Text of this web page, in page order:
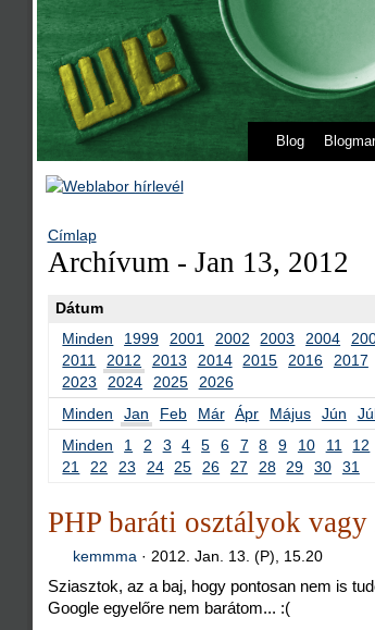
Blog
Címlap
Archívum - Jan 13, 2012
Dátum
Minden
1999 2001 2002 2003 2004
2011
2012 2013 2014 2015 2016 2017
2023
2024 2025
2026
Minden
Jan Feb Már Ápr Május Jún
Minden
1 2 3 4 5 6 7 8 9 10 11 12
21
22 23 24 25 26 27 28 29 30 31
PHP baráti osztályok
kemmma ·2012. Jan. 13. (P), 15.20
Sziasztok, az a baj, hogy pontosan nem is
Google egyelőre nem barátom... :(